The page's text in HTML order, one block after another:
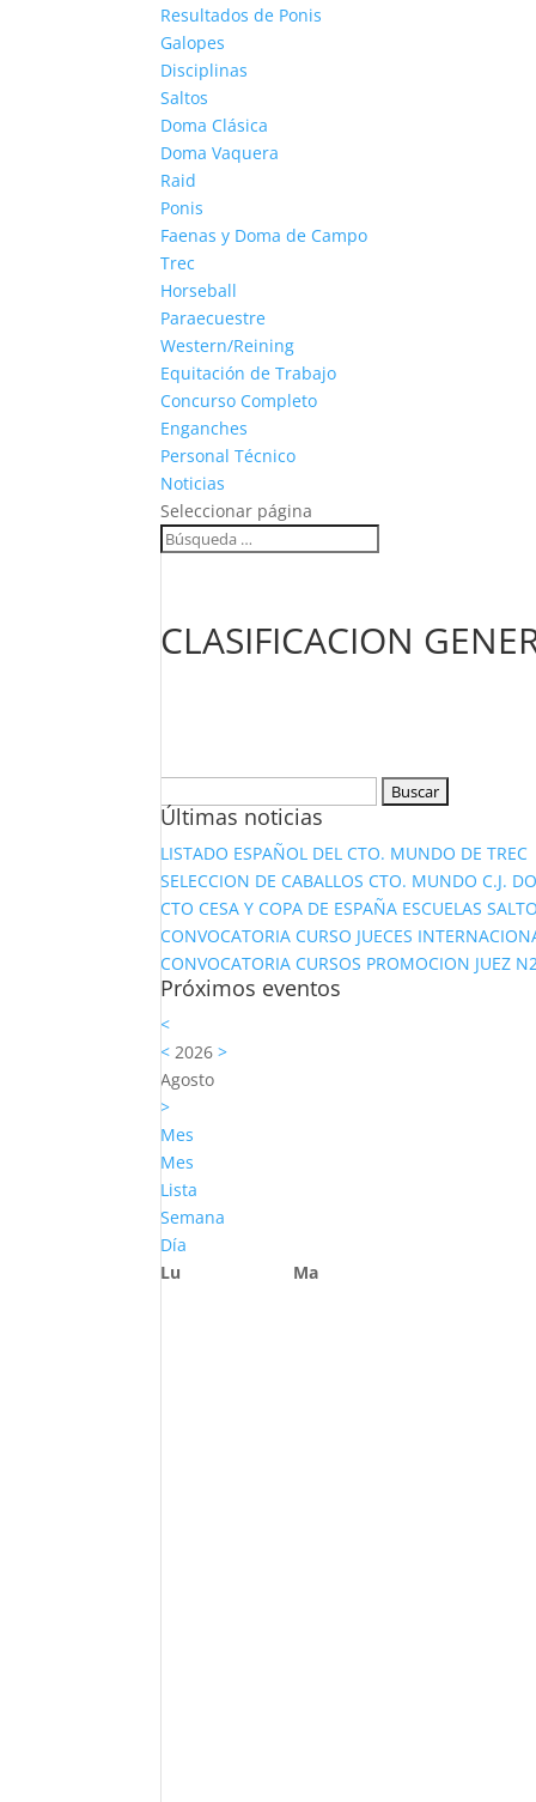
Resultados de Ponis
Galopes
Disciplinas
Saltos
Doma Clásica
Doma Vaquera
Raid
Ponis
Faenas y Doma de Campo
Trec
Horseball
Paraecuestre
Western/Reining
Equitación de Trabajo
Concurso Completo
Enganches
Personal Técnico
Noticias
Seleccionar página
CLASIFICACION
Últimas noticias
LISTADO ESPAÑOL DEL CTO. MUNDO DE TREC
SELECCION DE CABALLOS CTO. MUNDO C.J.
CTO CESA Y COPA DE ESPAÑA ESCUELAS
CONVOCATORIA CURSO JUECES
CONVOCATORIA CURSOS PROMOCION JUEZ
Próximos eventos
<
< 2026>
Agosto
>
Mes
Mes
Lista
Semana
Día
Lu
Ma